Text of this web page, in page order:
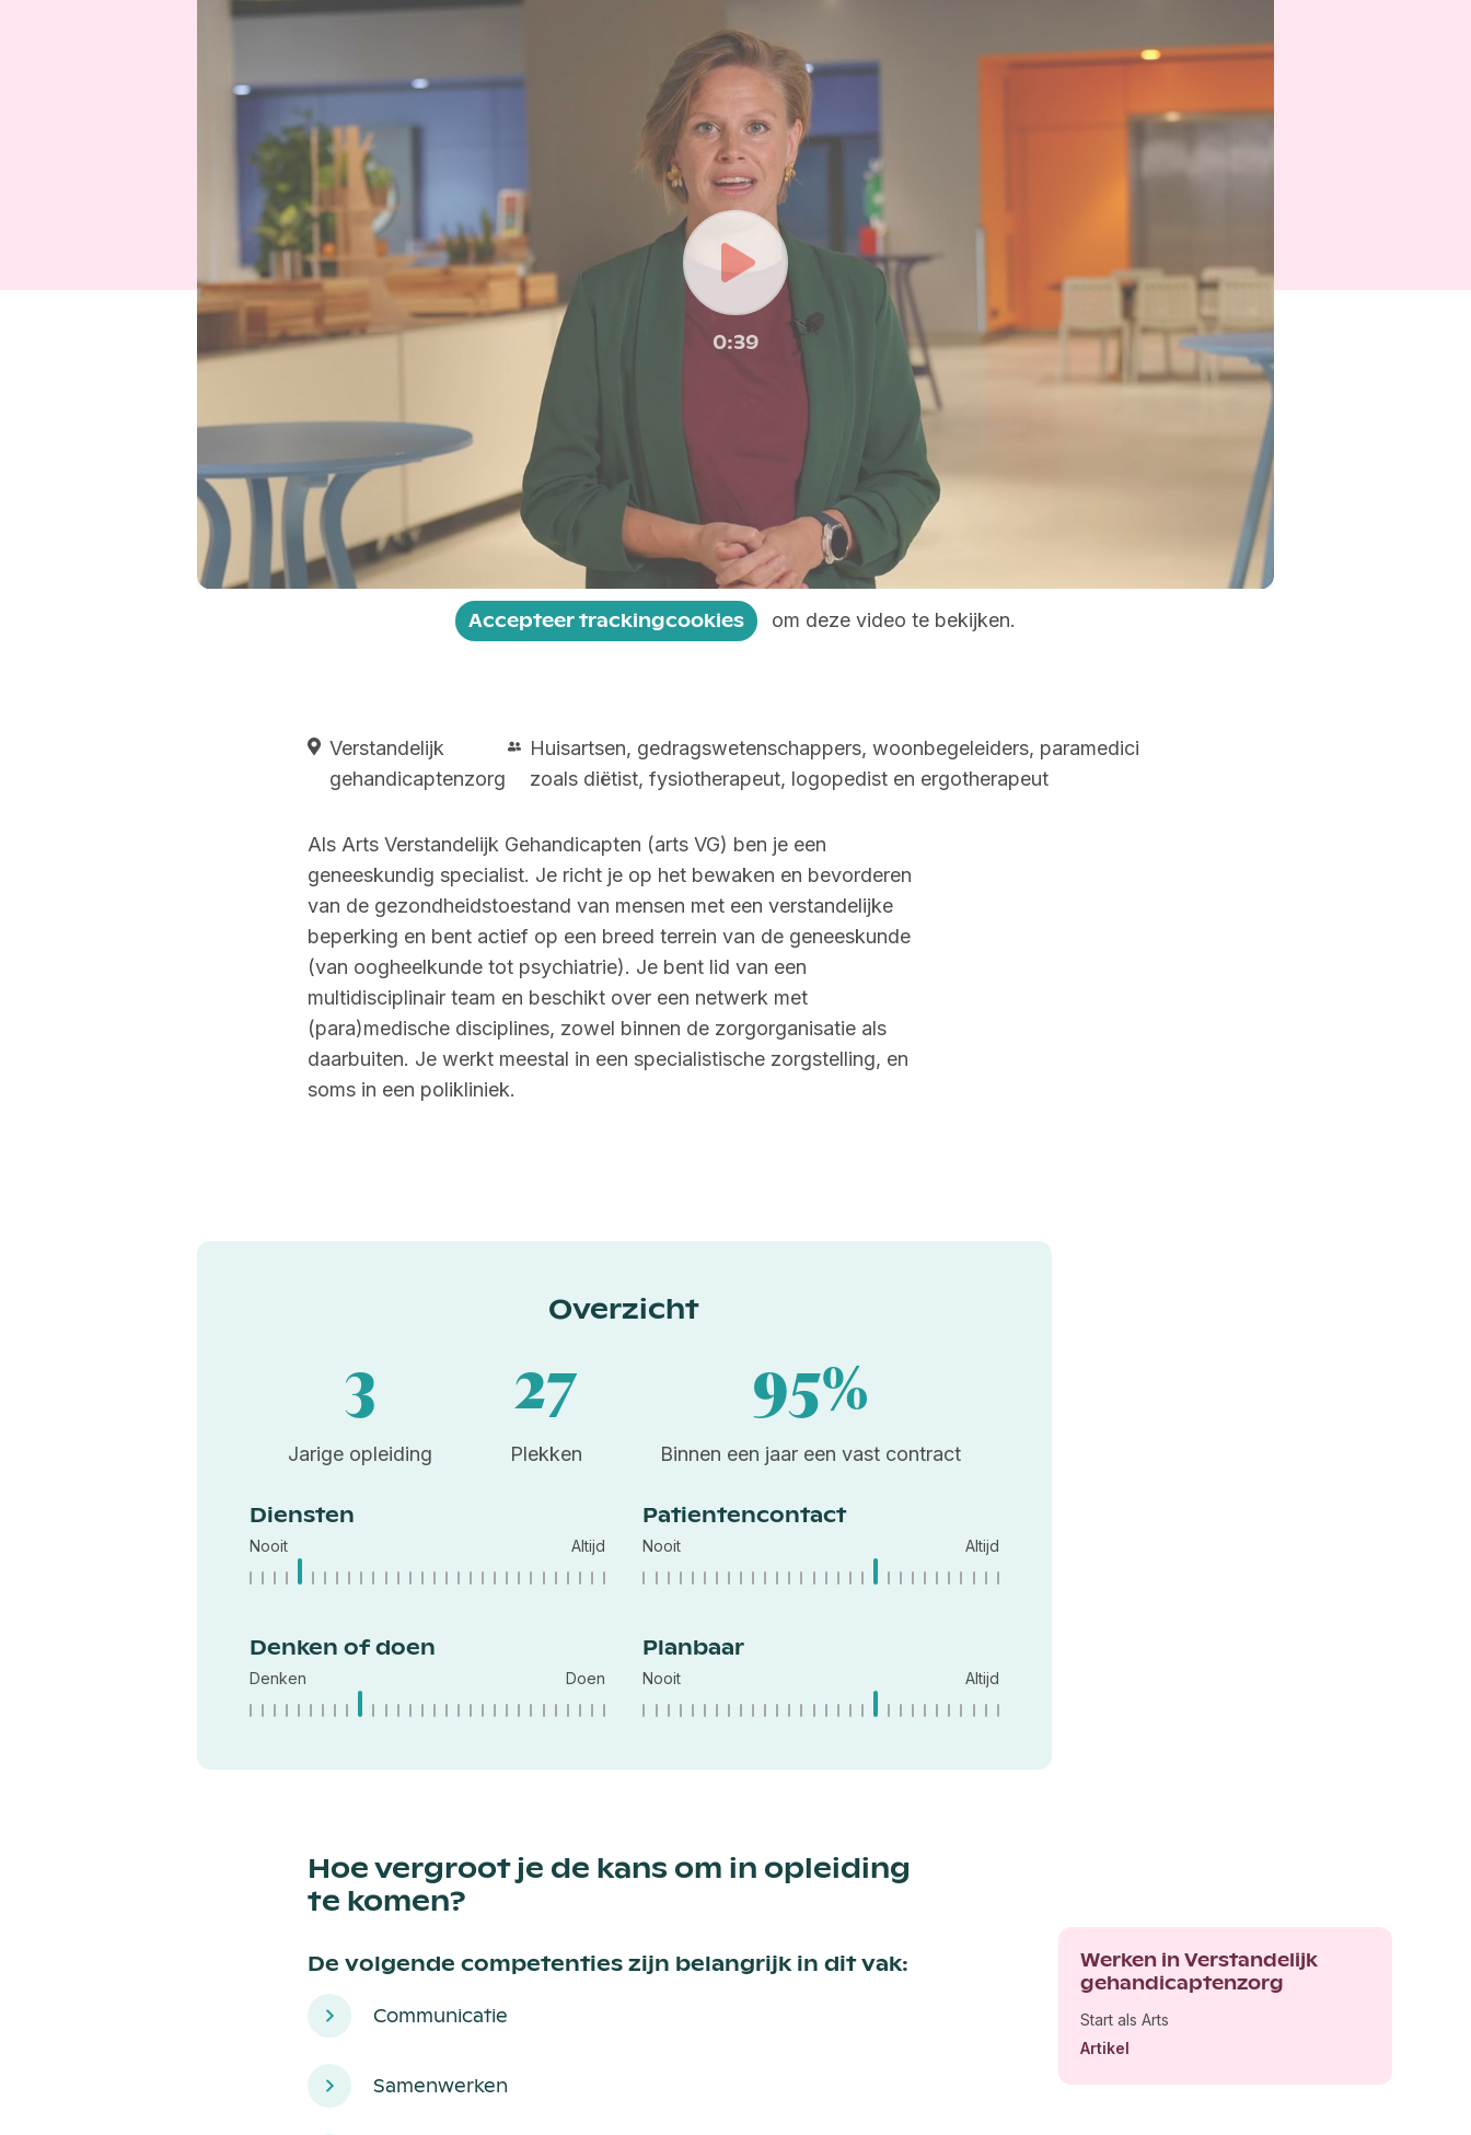
0:39
Play Mute Settings
Enter
Play
Accepteer trackingcookies om deze video te bekijken.
Verstandelijk
gehandicaptenzorg
Huisartsen, gedragswetenschappers, woonbegeleiders, paramedici
zoals diëtist, fysiotherapeut, logopedist en ergotherapeut
Als Arts Verstandelijk Gehandicapten (arts VG) ben je een
geneeskundig specialist. Je richt je op het bewaken en bevorderen
van de gezondheidstoestand van mensen met een verstandelijke
beperking en bent actief op een breed terrein van de geneeskunde
(van oogheelkunde tot psychiatrie). Je bent lid van een
multidisciplinair team en beschikt over een netwerk met
(para)medische disciplines, zowel binnen de zorgorganisatie als
daarbuiten. Je werkt meestal in een specialistische zorgstelling, en
soms in een polikliniek.
Overzicht
3
Jarige opleiding
27
Plekken
95%
Binnen een jaar een vast contract
Diensten
Nooit Altijd
Patientencontact
Nooit Altijd
Denken of doen
Denken Doen
Planbaar
Nooit Altijd
Hoe vergroot je de kans om in opleiding
te komen?
Werken in Verstandelijk
gehandicaptenzorg
Start als Arts
Artikel
De volgende competenties zijn belangrijk in dit vak:
Communicatie
Samenwerken